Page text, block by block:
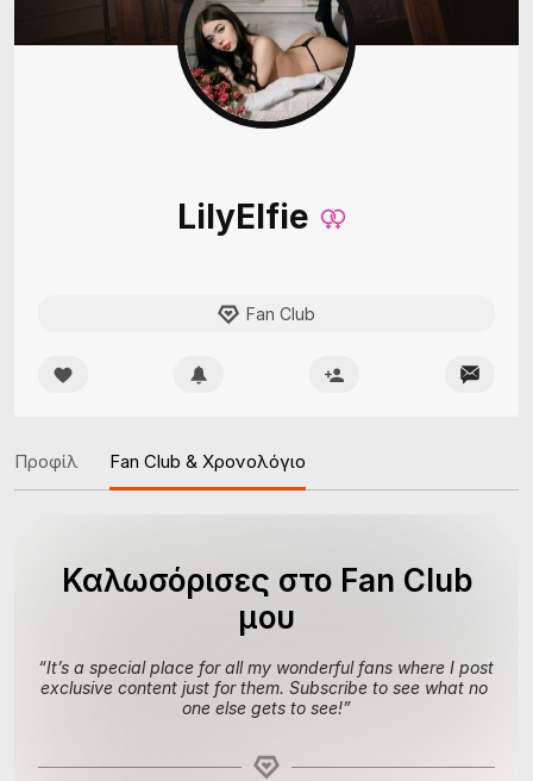
LilyElfie
Fan Club
Προφίλ Fan Club & Χρονολόγιο
Καλωσόρισες στο Fan Club
μου
“It’s a special place for all my wonderful fans where I post
exclusive content just for them. Subscribe to see what no
one else gets to see!”